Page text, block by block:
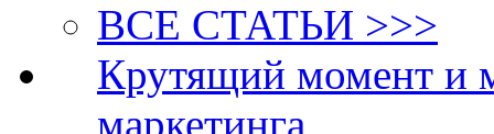
ВСЕ СТАТЬИ >>>
Крутящий момент и
маркетинга